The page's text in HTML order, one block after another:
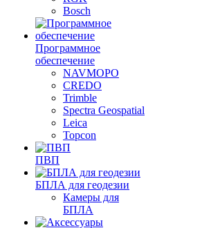
Bosch
Программное
обеспечение
NAVMOPO
CREDO
Trimble
Spectra Geospatial
Leica
Topcon
ПВП
БПЛА для геодезии
Камеры для
БПЛА